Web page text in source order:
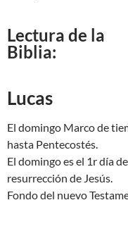
Lectura de la
Biblia:
Lucas
El domingo Marco de
hasta Pentecostés.
El domingo es el 1r día
resurrección de Jesús.
Fondo del nuevo